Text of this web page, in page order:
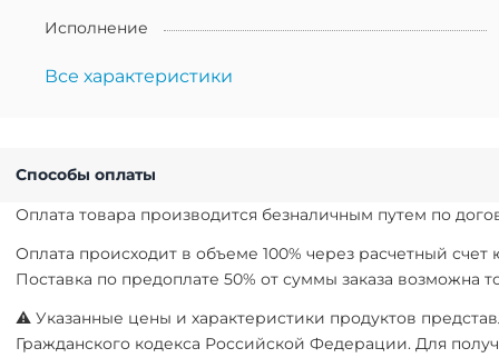
Исполнение
Все характеристики
Способы оплаты
Оплата товара производится безналичным путем по
Оплата происходит в объеме 100% через расчетный
Поставка по предоплате 50% от суммы заказа
⚠ Указанные цены и характеристики продуктов
Гражданского кодекса Российской Федерации. Для